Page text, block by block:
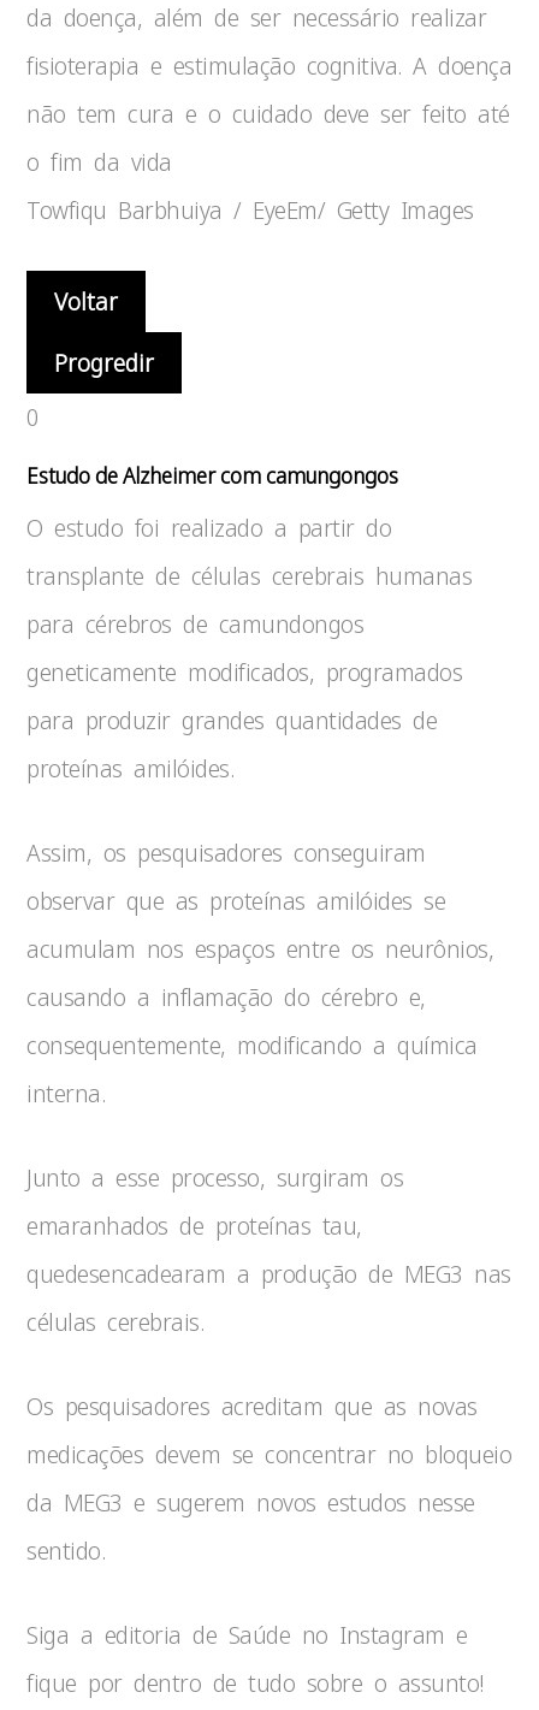
da doença, além de ser necessário realizar
fisioterapia e estimulação cognitiva. A doença
não tem cura e o cuidado deve ser feito até
o fim da vida
Towfiqu Barbhuiya / EyeEm/ Getty Images
Voltar
Progredir
0
Estudo de Alzheimer com camungongos
O estudo foi realizado a partir do
transplante de células cerebrais humanas
para cérebros de camundongos
geneticamente modificados, programados
para produzir grandes quantidades de
proteínas amilóides.
Assim, os pesquisadores conseguiram
observar que as proteínas amilóides se
acumulam nos espaços entre os neurônios,
causando a inflamação do cérebro e,
consequentemente, modificando a química
interna.
Junto a esse processo, surgiram os
emaranhados de proteínas tau,
quedesencadearam a produção de MEG3 nas
células cerebrais.
Os pesquisadores acreditam que as novas
medicações devem se concentrar no bloqueio
da MEG3 e sugerem novos estudos nesse
sentido.
Siga a editoria de Saúde no Instagram e
fique por dentro de tudo sobre o assunto!